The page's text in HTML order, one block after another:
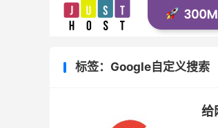
标签：Google自定义搜索
给